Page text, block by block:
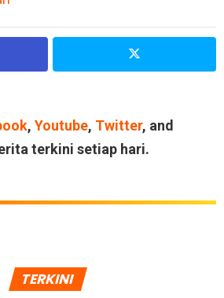
, Youtube, Twitter, and
terkini setiap hari.
TERKINI